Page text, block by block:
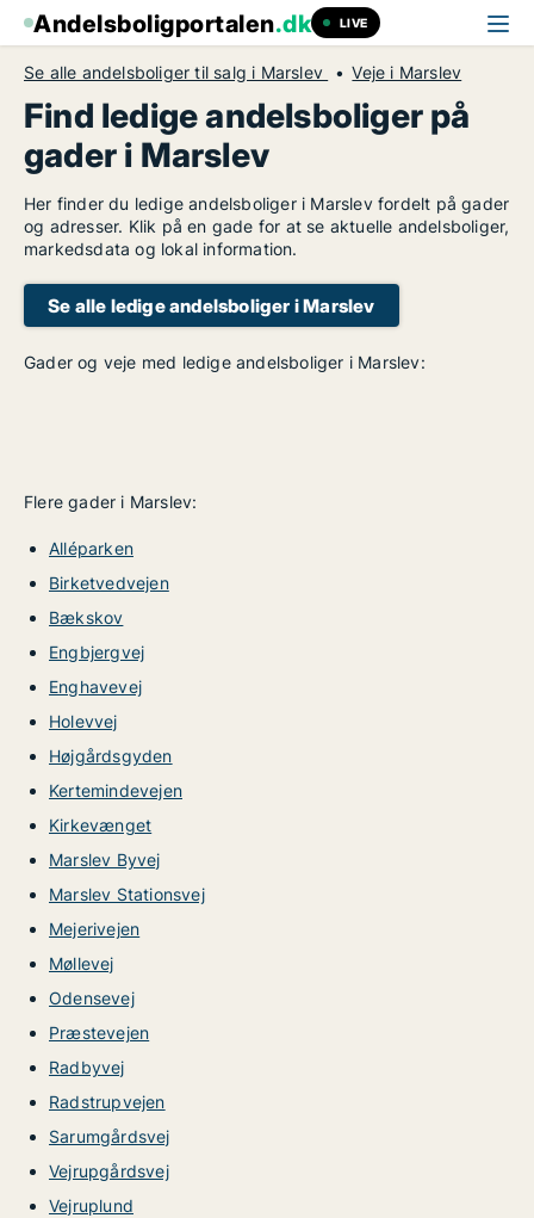
Andelsboligportalen.dk LIVE
Se alle andelsboliger til salg i Marslev Veje i Marslev
Find ledige andelsboliger på
gader i Marslev
Her finder du ledige andelsboliger i Marslev fordelt på gader
og adresser. Klik på en gade for at se aktuelle andelsboliger,
markedsdata og lokal information.
Se alle ledige andelsboliger i Marslev
Gader og veje med ledige andelsboliger i Marslev:
Flere gader i Marslev:
Alléparken
Birketvedvejen
Bækskov
Engbjergvej
Enghavevej
Holevvej
Højgårdsgyden
Kertemindevejen
Kirkevænget
Marslev Byvej
Marslev Stationsvej
Mejerivejen
Møllevej
Odensevej
Præstevejen
Radbyvej
Radstrupvejen
Sarumgårdsvej
Vejrupgårdsvej
Vejruplund